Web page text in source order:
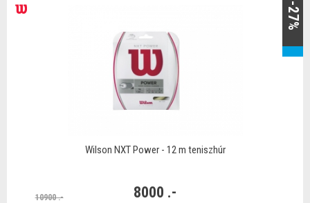
-27%
Wilson NXT Power - 12 m teniszhúr
10900 .- 8000 .-